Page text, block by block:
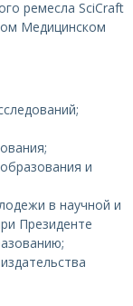
ремесла SciCraft
Медицинском
и
в научной и
Президенте